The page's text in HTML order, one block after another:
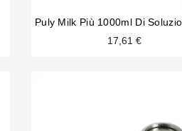
17,61 €